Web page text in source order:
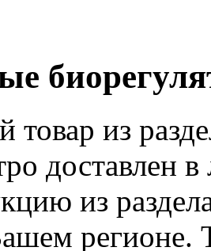
товар из
доставлен
из
регионе.